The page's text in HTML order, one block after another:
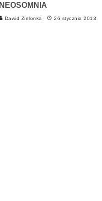
NEOSOMNIA
Dawid Zielonka 26 stycznia 2013